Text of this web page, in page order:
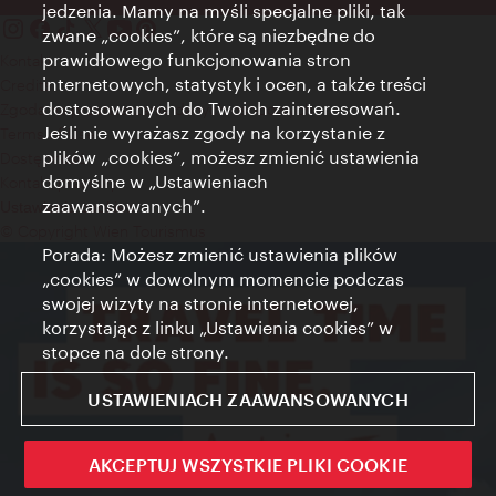
Kontakt
Credits
Zgoda na przetwarzanie danych osobowych
Terms of Use
Dostępność
Kontakt prasowy
Ustawienia cookies
jedzenia. Mamy na myśli specjalne pliki, tak
zwane „cookies”, które są niezbędne do
prawidłowego funkcjonowania stron
internetowych, statystyk i ocen, a także treści
dostosowanych do Twoich zainteresowań.
Jeśli nie wyrażasz zgody na korzystanie z
plików „cookies”, możesz zmienić ustawienia
domyślne w „Ustawieniach
zaawansowanych”.
Porada: Możesz zmienić ustawienia plików
„cookies” w dowolnym momencie podczas
swojej wizyty na stronie internetowej,
korzystając z linku „Ustawienia cookies” w
stopce na dole strony.
USTAWIENIACH ZAAWANSOWANYCH
AKCEPTUJ WSZYSTKIE PLIKI COOKIE